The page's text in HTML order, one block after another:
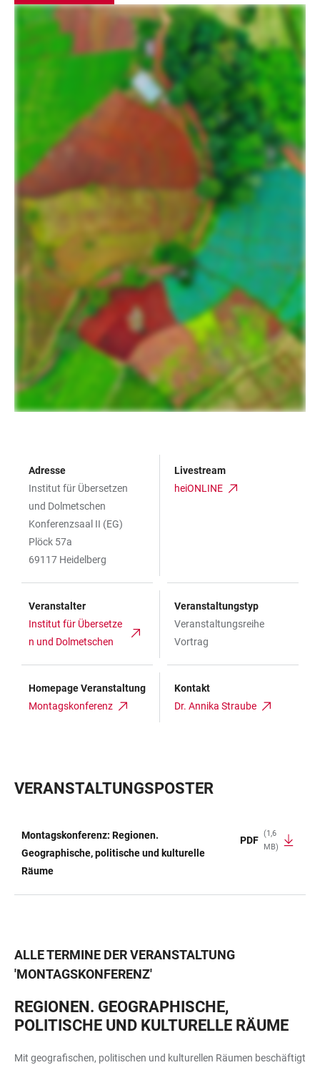
Adresse
Institut für Übersetzen
und Dolmetschen
Konferenzsaal II (EG)
Plöck 57a
69117 Heidelberg
Livestream
heiONLINE
Veranstalter
Institut für Übersetze
n und Dolmetschen
Veranstaltungstyp
Veranstaltungsreihe
Vortrag
Homepage Veranstaltung
Montagskonferenz
Kontakt
Dr. Annika Straube
VERANSTALTUNGSPOSTER
TABELLE
Montagskonferenz: Regionen.
Geographische, politische und kulturelle
Räume
PDF
(1,6
MB)
ALLE TERMINE DER VERANSTALTUNG
'MONTAGSKONFERENZ'
REGIONEN. GEOGRAPHISCHE,
POLITISCHE UND KULTURELLE RÄUME
Mit geografischen, politischen und kulturellen Räumen beschäftigt